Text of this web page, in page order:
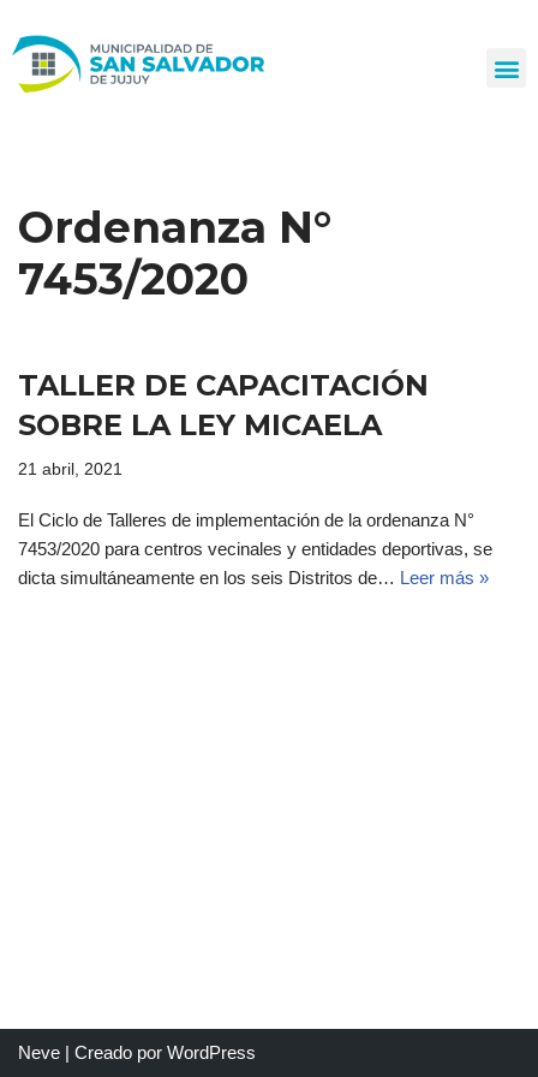
al
Ordenanza N°
7453/2020
TALLER DE CAPACITACIÓN
SOBRE LA LEY MICAELA
21 abril, 2021
El Ciclo de Talleres de implementación de la ordenanza N°
7453/2020 para centros vecinales y entidades deportivas, se
dicta simultáneamente en los seis Distritos de… Leer más »
Neve | Creado por WordPress